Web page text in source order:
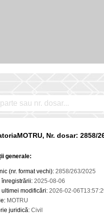
Nr. dosar: 2858/
generale:
(nr. format vechi): 2858/263/2025
înregistrării: 2025-08-06
ultimei modificări: 2026-02-
: MOTRU
juridică: Civil